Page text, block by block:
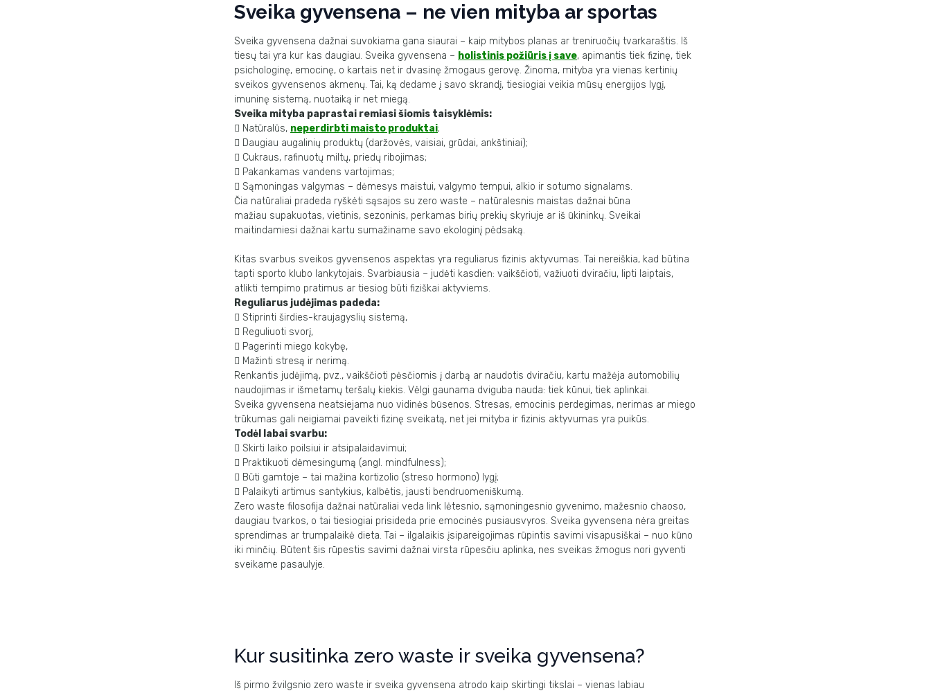
Sveika gyvensena – ne vien mityba ar sportas
Sveika gyvensena dažnai suvokiama gana siaurai – kaip mitybos planas ar treniruočių tvarkaraštis. Iš
tiesų tai yra kur kas daugiau. Sveika gyvensena – holistinis požiūris į save, apimantis tiek fizinę, tiek
psichologinę, emocinę, o kartais net ir dvasinę žmogaus gerovę. Žinoma, mityba yra vienas kertinių
sveikos gyvensenos akmenų. Tai, ką dedame į savo skrandį, tiesiogiai veikia mūsų energijos lygį,
imuninę sistemą, nuotaiką ir net miegą.
Sveika mityba paprastai remiasi šiomis taisyklėmis:
 Natūralūs, neperdirbti maisto produktai;
 Daugiau augalinių produktų (daržovės, vaisiai, grūdai, ankštiniai);
 Cukraus, rafinuotų miltų, priedų ribojimas;
 Pakankamas vandens vartojimas;
 Sąmoningas valgymas – dėmesys maistui, valgymo tempui, alkio ir sotumo signalams.
Čia natūraliai pradeda ryškėti sąsajos su zero waste – natūralesnis maistas dažnai būna
mažiau supakuotas, vietinis, sezoninis, perkamas birių prekių skyriuje ar iš ūkininkų. Sveikai
maitindamiesi dažnai kartu sumažiname savo ekologinį pėdsaką.
Kitas svarbus sveikos gyvensenos aspektas yra reguliarus fizinis aktyvumas. Tai nereiškia, kad būtina
tapti sporto klubo lankytojais. Svarbiausia – judėti kasdien: vaikščioti, važiuoti dviračiu, lipti laiptais,
atlikti tempimo pratimus ar tiesiog būti fiziškai aktyviems.
Reguliarus judėjimas padeda:
 Stiprinti širdies-kraujagyslių sistemą,
 Reguliuoti svorį,
 Pagerinti miego kokybę,
 Mažinti stresą ir nerimą.
Renkantis judėjimą, pvz., vaikščioti pėsčiomis į darbą ar naudotis dviračiu, kartu mažėja automobilių
naudojimas ir išmetamų teršalų kiekis. Vėlgi gaunama dviguba nauda: tiek kūnui, tiek aplinkai.
Sveika gyvensena neatsiejama nuo vidinės būsenos. Stresas, emocinis perdegimas, nerimas ar miego
trūkumas gali neigiamai paveikti fizinę sveikatą, net jei mityba ir fizinis aktyvumas yra puikūs.
Todėl labai svarbu:
 Skirti laiko poilsiui ir atsipalaidavimui;
 Praktikuoti dėmesingumą (angl. mindfulness);
 Būti gamtoje – tai mažina kortizolio (streso hormono) lygį;
 Palaikyti artimus santykius, kalbėtis, jausti bendruomeniškumą.
Zero waste filosofija dažnai natūraliai veda link lėtesnio, sąmoningesnio gyvenimo, mažesnio chaoso,
daugiau tvarkos, o tai tiesiogiai prisideda prie emocinės pusiausvyros. Sveika gyvensena nėra greitas
sprendimas ar trumpalaikė dieta. Tai – ilgalaikis įsipareigojimas rūpintis savimi visapusiškai – nuo kūno
iki minčių. Būtent šis rūpestis savimi dažnai virsta rūpesčiu aplinka, nes sveikas žmogus nori gyventi
sveikame pasaulyje.
Kur susitinka zero waste ir sveika gyvensena?
Iš pirmo žvilgsnio zero waste ir sveika gyvensena atrodo kaip skirtingi tikslai – vienas labiau